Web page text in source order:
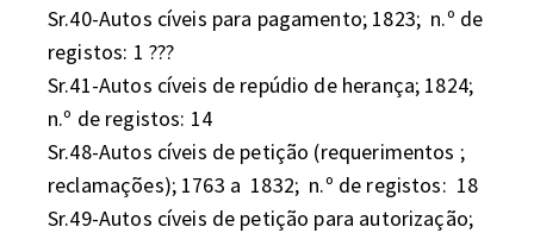
Sr.40-Autos cíveis para pagamento; 1823;  n.º de
registos: 1 ???
Sr.41-Autos cíveis de repúdio de herança; 1824;
n.º de registos: 14
Sr.48-Autos cíveis de petição (requerimentos ;
reclamações); 1763 a  1832;  n.º de registos:  18
Sr.49-Autos cíveis de petição para autorização;